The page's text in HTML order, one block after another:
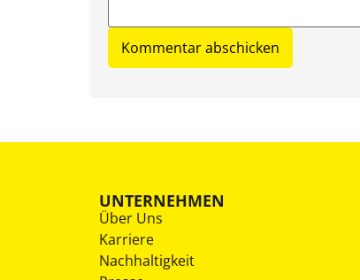
UNTERNEHMEN
Über Uns
Karriere
Nachhaltigkeit